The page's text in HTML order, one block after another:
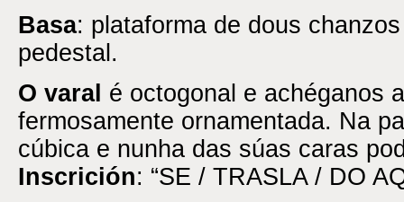
Basa: plataforma de dous
pedestal.
O varal é octogonal e achéganos
fermosamente ornamentada. Na
cúbica e nunha das súas caras
Inscrición: “SE / TRASLA / DO